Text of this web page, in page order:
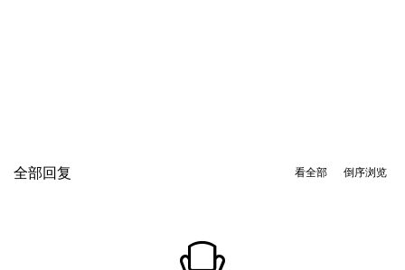
倒序浏览
看全部
全部回复